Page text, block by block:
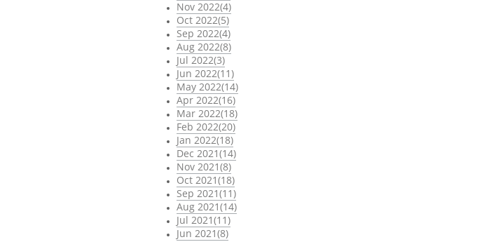
Nov 2022(4)
Oct 2022(5)
Sep 2022(4)
Aug 2022(8)
Jul 2022(3)
Jun 2022(11)
May 2022(14)
Apr 2022(16)
Mar 2022(18)
Feb 2022(20)
Jan 2022(18)
Dec 2021(14)
Nov 2021(8)
Oct 2021(18)
Sep 2021(11)
Aug 2021(14)
Jul 2021(11)
Jun 2021(8)